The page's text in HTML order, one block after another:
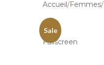
Accueil/Femmes/
Sale
Fullscreen